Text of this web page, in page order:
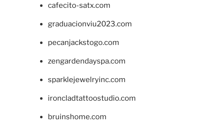
cafecito-satx.com
graduacionviu2023.com
pecanjackstogo.com
zengardendayspa.com
sparklejewelryinc.com
ironcladtattoostudio.com
bruinshome.com